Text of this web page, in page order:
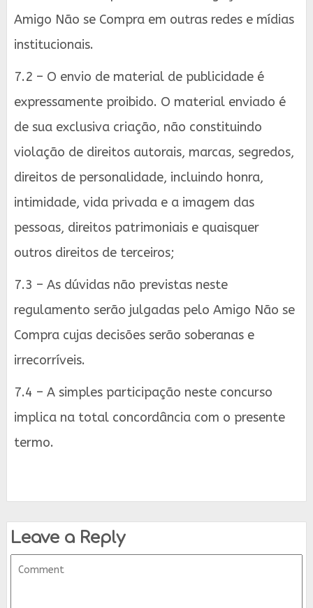
Amigo Não se Compra em outras redes e mídias
institucionais.
7.2 – O envio de material de publicidade é
expressamente proibido. O material enviado é
de sua exclusiva criação, não constituindo
violação de direitos autorais, marcas, segredos,
direitos de personalidade, incluindo honra,
intimidade, vida privada e a imagem das
pessoas, direitos patrimoniais e quaisquer
outros direitos de terceiros;
7.3 – As dúvidas não previstas neste
regulamento serão julgadas pelo Amigo Não se
Compra cujas decisões serão soberanas e
irrecorríveis.
7.4 – A simples participação neste concurso
implica na total concordância com o presente
termo.
Leave a Reply